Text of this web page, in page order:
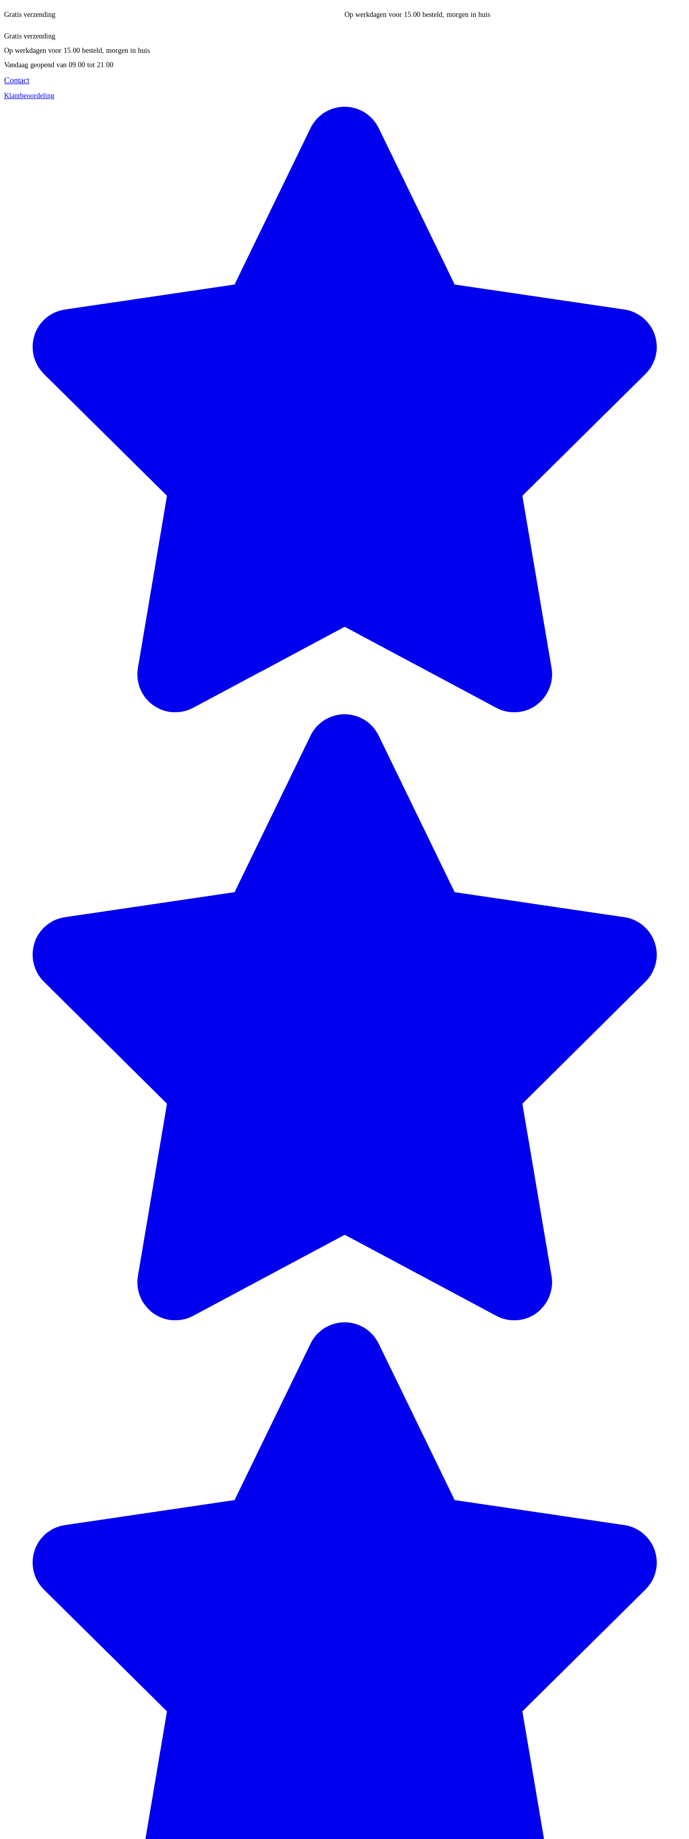
Gratis verzending Op werkdagen voor 15.00 besteld, morgen in huis
Gratis verzending
Op werkdagen voor 15.00 besteld, morgen in huis
Vandaag geopend van 09.00 tot 21.00
Contact
Klantbeoordeling